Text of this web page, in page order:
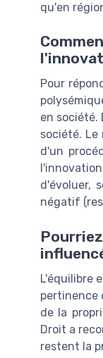
qu'en
Pour
en société.
société.
d'un
d'évoluer,
négatif
L'équilibre
pertinence
de la
Droit a
restent la